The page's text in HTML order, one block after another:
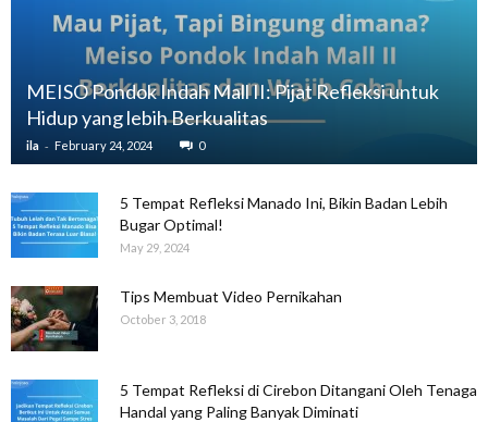
MEISO Pondok Indah Mall II: Pijat Refleksi untuk
Hidup yang lebih Berkualitas
ila - February 24, 2024 0
5 Tempat Refleksi Manado Ini, Bikin Badan Lebih
Bugar Optimal!
May 29, 2024
Tips Membuat Video Pernikahan
October 3, 2018
5 Tempat Refleksi di Cirebon Ditangani Oleh Tenaga
Handal yang Paling Banyak Diminati